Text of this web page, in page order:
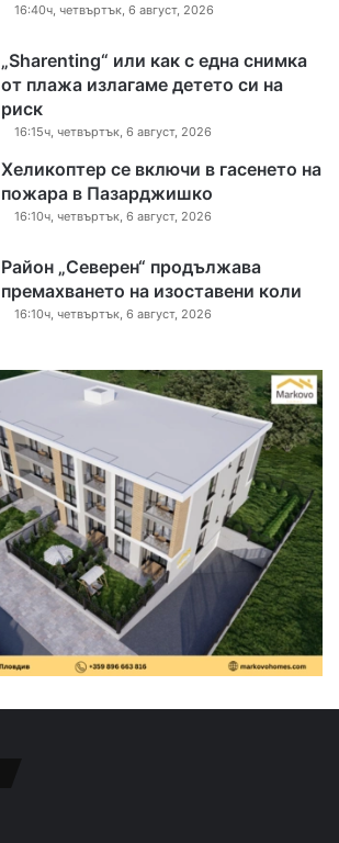
16:40ч, четвъртък, 6 август, 2026
„Sharenting“ или как с една снимка
от плажа излагаме детето си на
риск
16:15ч, четвъртък, 6 август, 2026
Хеликоптер се включи в гасенето на
пожара в Пазарджишко
16:10ч, четвъртък, 6 август, 2026
Район „Северен“ продължава
премахването на изоставени коли
16:10ч, четвъртък, 6 август, 2026